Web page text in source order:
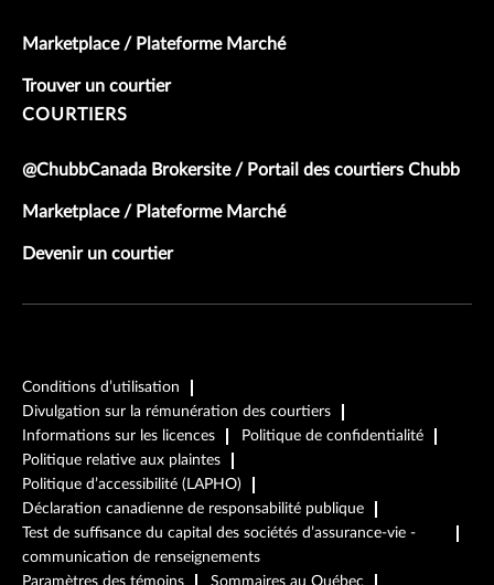
Marketplace / Plateforme Marché
Trouver un courtier
COURTIERS
@ChubbCanada Brokersite / Portail des courtiers Chubb
Marketplace / Plateforme Marché
Devenir un courtier
Conditions d’utilisation
Divulgation sur la rémunération des courtiers
Informations sur les licences
Politique de confidentialité
Politique relative aux plaintes
Politique d’accessibilité (LAPHO)
Déclaration canadienne de responsabilité publique
Test de suffisance du capital des sociétés d’assurance-vie -
communication de renseignements